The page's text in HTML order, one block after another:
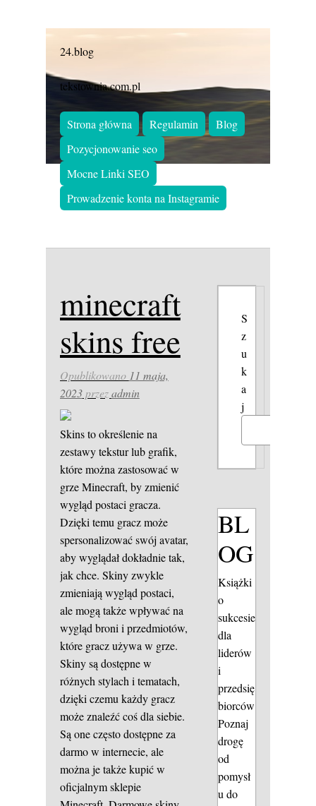
24.blog
tekstownia.com.pl
Strona główna Regulamin
Blog
Pozycjonowanie seo
Mocne Linki SEO
Prowadzenie konta na Instagramie
minecraft
skins free
Opublikowano 11 maja,
2023przezadmin
Skins to określenie na
zestawy tekstur lub grafik,
które można zastosować w
grze Minecraft, by zmienić
wygląd postaci gracza.
Dzięki temu gracz może
spersonalizować swój avatar,
aby wyglądał dokładnie tak,
jak chce. Skiny zwykle
zmieniają wygląd postaci,
ale mogą także wpływać na
wygląd broni i przedmiotów,
które gracz używa w grze.
Skiny są dostępne w
różnych stylach i tematach,
dzięki czemu każdy gracz
może znaleźć coś dla siebie.
Są one często dostępne za
darmo w internecie, ale
można je także kupić w
oficjalnym sklepie
S
z
u
k
a
j
BL
OG
Książki
o
sukcesie
dla
liderów
i
przedsię
biorców
Poznaj
drogę
od
pomysł
u do